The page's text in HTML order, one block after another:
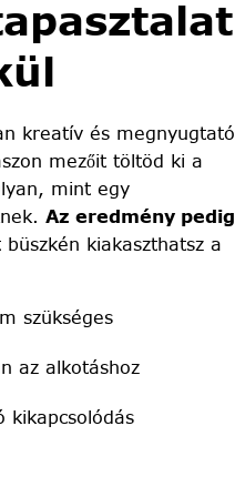
kreatív és megnyugtató
mezőit töltöd ki a
mint egy
Az eredmény pedig
kiakaszthatsz a
szükséges
az alkotáshoz
kikapcsolódás